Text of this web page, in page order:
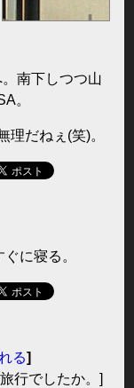
南下しつつ山
。
理だねぇ(笑)。
に寝る。
る]
行でしたか。]